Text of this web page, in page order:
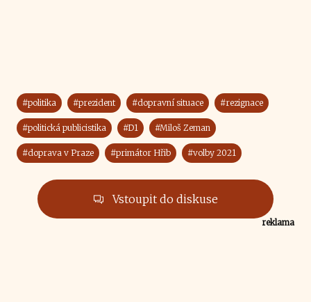
#politika #prezident #dopravní situace #rezignace
#politická publicistika #D1 #Miloš Zeman
#doprava v Praze #primátor Hřib #volby 2021
Vstoupit do diskuse
reklama